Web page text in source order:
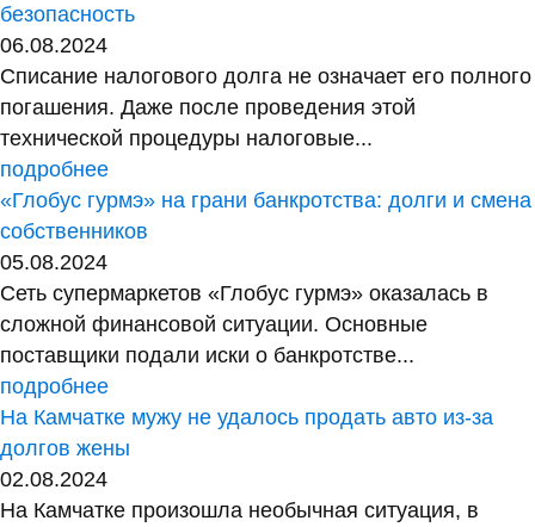
безопасность
06.08.2024
Списание налогового долга не означает его полного
погашения. Даже после проведения этой
технической процедуры налоговые...
подробнее
«Глобус гурмэ» на грани банкротства: долги и смена
собственников
05.08.2024
Сеть супермаркетов «Глобус гурмэ» оказалась в
сложной финансовой ситуации. Основные
поставщики подали иски о банкротстве...
подробнее
На Камчатке мужу не удалось продать авто из-за
долгов жены
02.08.2024
На Камчатке произошла необычная ситуация, в